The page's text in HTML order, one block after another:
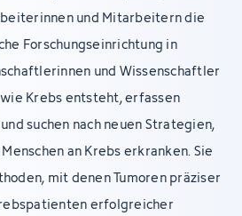
und Mitarbeitern die
Forschungseinrichtung in
und Wissenschaftler
Krebs entsteht, erfassen
suchen nach neuen Strategien,
an Krebs erkranken. Sie
mit denen Tumoren präziser
erfolgreicher